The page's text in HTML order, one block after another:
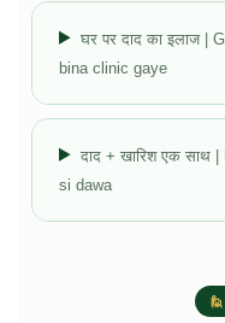
घर पर दाद का इलाज |
bina clinic gaye
दाद + खारिश एक
si dawa